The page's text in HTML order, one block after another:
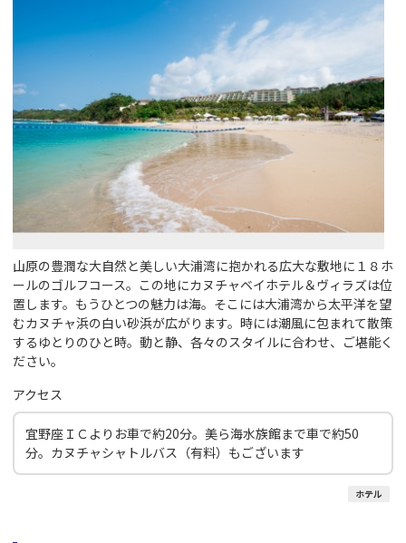
山原の豊潤な大自然と美しい大浦湾に抱かれる広大な敷地に１８ホ
ールのゴルフコース。この地にカヌチャベイホテル＆ヴィラズは位
置します。もうひとつの魅力は海。そこには大浦湾から太平洋を望
むカヌチャ浜の白い砂浜が広がります。時には潮風に包まれて散策
するゆとりのひと時。動と静、各々のスタイルに合わせ、ご堪能く
ださい。
アクセス
宜野座ＩＣよりお車で約20分。美ら海水族館まで車で約50
分。カヌチャシャトルバス（有料）もございます
ホテル